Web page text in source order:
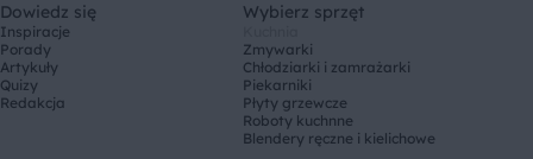
Dowiedz się
Inspiracje
Porady
Artykuły
Quizy
Redakcja
Wybierz sprzęt
Zmywarki
Chłodziarki i zamrażarki
Piekarniki
Płyty grzewcze
Roboty kuchnne
Blendery ręczne i kielichowe